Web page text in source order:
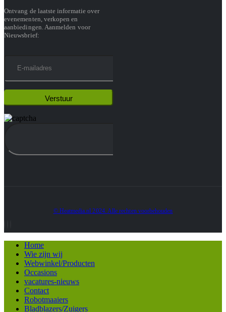
Ontvang de laatste informatie over
evenementen, verkopen en
aanbiedingen. Aanmelden voor
Nieuwsbrief:
© Heatmedia.nl 2024. Alle rechten voorbehouden
Home
Wie zijn wij
Webwinkel/Producten
Occasions
vacatures-nieuws
Contact
Robotmaaiers
Bladblazers/Zuigers